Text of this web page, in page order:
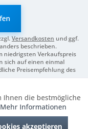
Versandkosten und ggf.
beschrieben.
niedrigsten Verkaufspreis
sich auf einen einmal
Preisempfehlung des
Aktiv
Ihnen die bestmögliche
Mehr Informationen
akzeptieren